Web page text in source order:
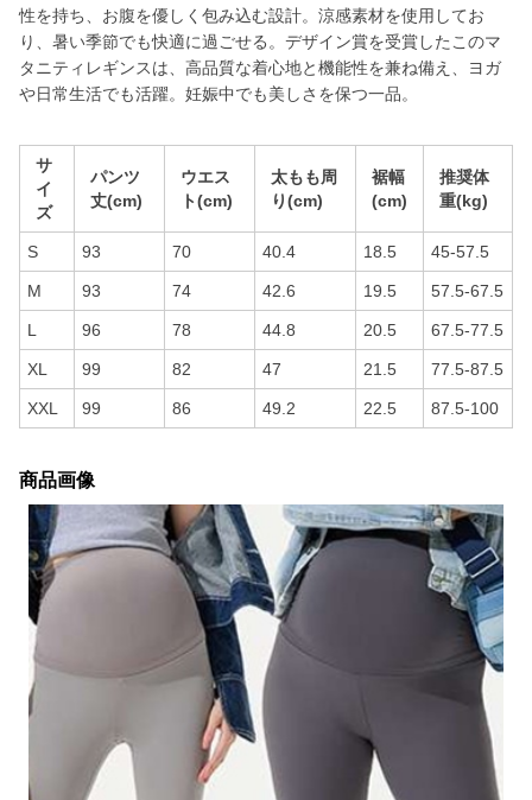
性を持ち、お腹を優しく包み込む設計。涼感素材を使用してお
り、暑い季節でも快適に過ごせる。デザイン賞を受賞したこのマ
タニティレギンスは、高品質な着心地と機能性を兼ね備え、ヨガ
や日常生活でも活躍。妊娠中でも美しさを保つ一品。
サ
イ
ズ
パンツ
丈(cm)
ウエス
ト(cm)
太もも周
り(cm)
裾幅
(cm)
推奨体
重(kg)
S 93 70 40.4 18.5 45-57.5
M 93 74 42.6 19.5 57.5-67.5
L 96 78 44.8 20.5 67.5-77.5
XL 99 82 47 21.5 77.5-87.5
XXL 99 86 49.2 22.5 87.5-100
商品画像